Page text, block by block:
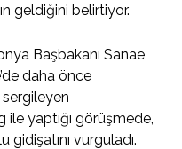
geldiğini belirtiyor.
Başbakanı Sanae
daha önce
sergileyen
ile yaptığı görüşmede,
vurguladı.